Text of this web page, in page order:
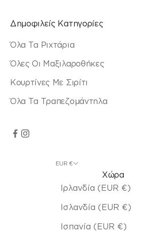
Δημοφιλείς Κατηγορίες
Όλα Τα Ριχτάρια
Όλες Οι Μαξιλαροθήκες
Κουρτίνες Με Σιρίτι
Όλα Τα Τραπεζομάντηλα
EUR €
Χώρα
Ιρλανδία (EUR €)
Ισλανδία (EUR €)
Ισπανία (EUR €)